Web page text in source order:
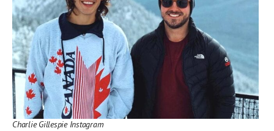
Charlie Gillespie Instagram